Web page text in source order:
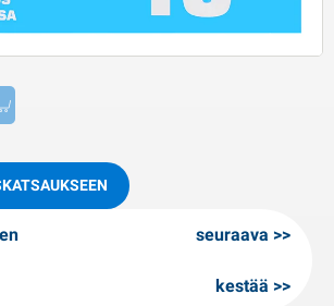
seuraava
kestää